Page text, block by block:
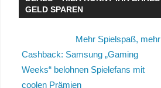
GELD SPAREN
Mehr Spielspaß, mehr
Cashback: Samsung „Gaming
Weeks“ belohnen Spielefans mit
coolen Prämien